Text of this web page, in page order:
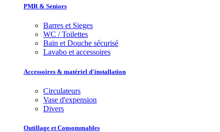
PMR & Seniors
Barres et Sieges
WC / Toilettes
Bain et Douche sécurisé
Lavabo et accessoires
Accessoires & matériel d'installation
Circulateurs
Vase d'expension
Divers
Outillage et Consommables